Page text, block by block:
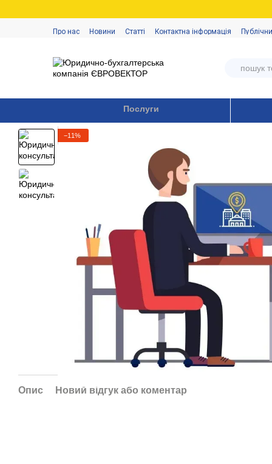
Про нас Новини Статті Контактна інформація
Послуги
−11%
Опис Новий відгук або коментар